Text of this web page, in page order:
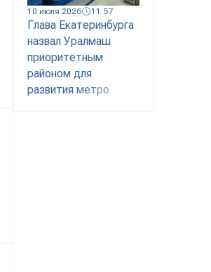
10 июля 2026 11:57
Глава Екатеринбурга
назвал Уралмаш
приоритетным
районом для
развития метро